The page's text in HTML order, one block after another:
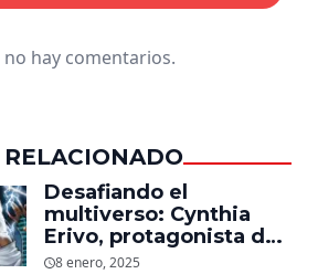
no hay comentarios.
Desafiando el
multiverso: Cynthia
Erivo, protagonista de
‘Wicked’, quiere ser
8 enero, 2025